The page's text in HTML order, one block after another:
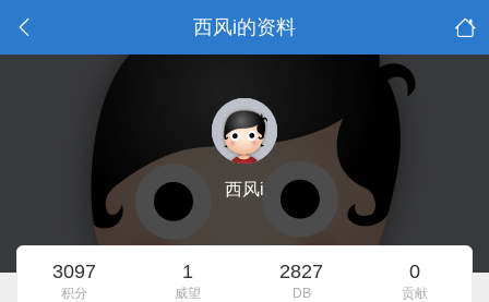
西风i的资料
西风i
3097
积分
1
威望
2827
DB
0
贡献